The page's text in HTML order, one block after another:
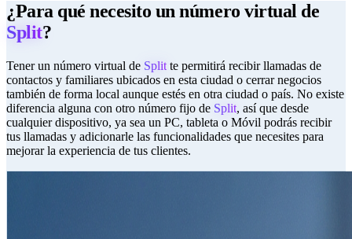
¿Para qué necesito un número virtual de
Split?
Tener un número virtual de Split te permitirá recibir llamadas de
contactos y familiares ubicados en esta ciudad o cerrar negocios
también de forma local aunque estés en otra ciudad o país. No existe
diferencia alguna con otro número fijo de Split, así que desde
cualquier dispositivo, ya sea un PC, tableta o Móvil podrás recibir
tus llamadas y adicionarle las funcionalidades que necesites para
mejorar la experiencia de tus clientes.